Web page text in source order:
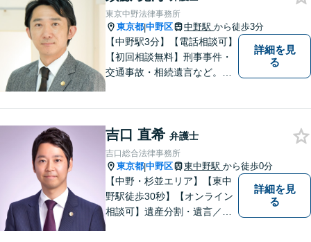
東京中野法律事務所
東京都|中野区 中野駅 から徒歩3分
【中野駅3分】【電話相談可】
【初回相談無料】刑事事件・
交通事故・相続遺言など。フ
はありません。お気軽に弁護
士にご相談ください【休日・
夜間相談可】
詳細を見
る
吉口 直希 弁護士
吉口総合法律事務所
東京都|中野区 東中野駅 から徒歩0分
【中野・杉並エリア】【東中
野駅徒歩30秒】【オンライン
相談可】遺産分割・遺言／不
詳細を見
る